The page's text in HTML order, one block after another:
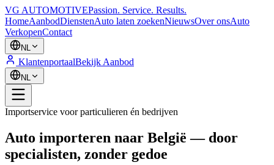
VG AUTOMOTIVEPassion. Service. Results.
HomeAanbodDienstenAuto laten zoekenNieuwsOver onsAuto
VerkopenContact
NL
KlantenportaalBekijk Aanbod
NL
Importservice voor particulieren én bedrijven
Auto importeren naar België — door
specialisten, zonder gedoe